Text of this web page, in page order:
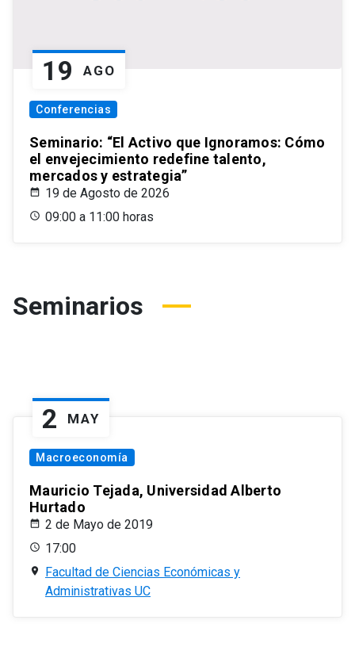
19 AGO
Conferencias
Seminario: “El Activo que Ignoramos: Cómo
el envejecimiento redefine talento,
mercados y estrategia”
19 de Agosto de 2026
09:00 a 11:00 horas
Seminarios
2 MAY
Macroeconomía
Mauricio Tejada, Universidad Alberto
Hurtado
2 de Mayo de 2019
17:00
Facultad de Ciencias Económicas y
Administrativas UC